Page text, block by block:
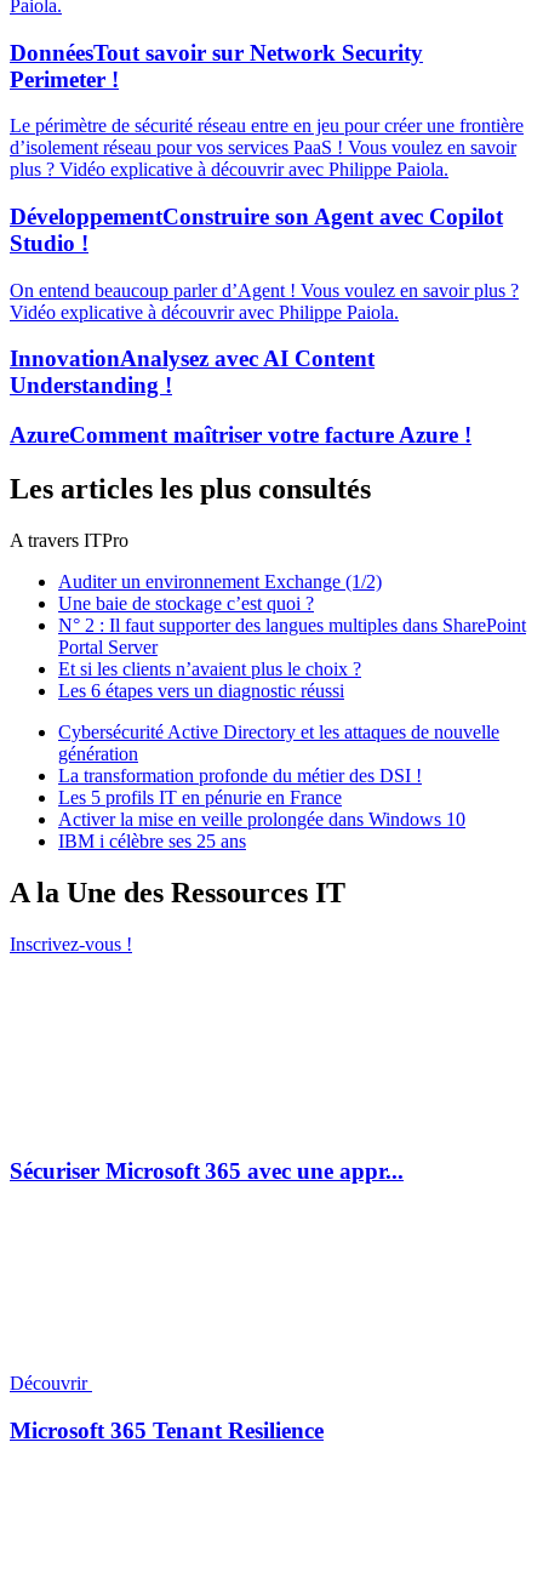
Paiola.
DonnéesTout savoir sur Network Security
Perimeter !
Le périmètre de sécurité réseau entre en jeu pour créer une frontière
d’isolement réseau pour vos services PaaS ! Vous voulez en savoir
plus ? Vidéo explicative à découvrir avec Philippe Paiola.
DéveloppementConstruire son Agent avec Copilot
Studio !
On entend beaucoup parler d’Agent ! Vous voulez en savoir plus ?
Vidéo explicative à découvrir avec Philippe Paiola.
InnovationAnalysez avec AI Content
Understanding !
AzureComment maîtriser votre facture Azure !
Les articles les plus consultés
A travers ITPro
Auditer un environnement Exchange (1/2)
Une baie de stockage c’est quoi ?
N° 2 : Il faut supporter des langues multiples dans SharePoint
Portal Server
Et si les clients n’avaient plus le choix ?
Les 6 étapes vers un diagnostic réussi
Cybersécurité Active Directory et les attaques de nouvelle
génération
La transformation profonde du métier des DSI !
Les 5 profils IT en pénurie en France
Activer la mise en veille prolongée dans Windows 10
IBM i célèbre ses 25 ans
A la Une des Ressources IT
Inscrivez-vous !
Sécuriser Microsoft 365 avec une appr...
Découvrir
Microsoft 365 Tenant Resilience